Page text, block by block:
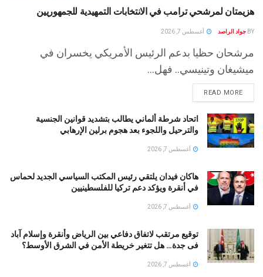
هزيمتان لمرشحي ترامب في الانتخابات التمهيدية للجمهوريين
BY جواد الراصد أغسطس 7, 2026
مرشحان حظيا بدعم الرئيس الأمريكي يخسران في
ميشيغان وتينيسي.. فهل...
READ MORE
اتحاد شرطة ألماني يطالب بتشديد قوانين الجنسية
والترحيل واللجوء بعد هجوم برلين الإرهابي
أغسطس 7, 2026
هاكان فيدان يلتقي رئيس المكتب السياسي الجديد لحماس
في أنقرة ويؤكد دعم تركيا للفلسطينيين
أغسطس 7, 2026
توقيع مرتقب لاتفاق دفاعي بين الرياض وأنقرة وإسلام آباد
فى جدة… هل تتغير خريطة الأمن في الشرق الأوسط؟
أغسطس 7, 2026